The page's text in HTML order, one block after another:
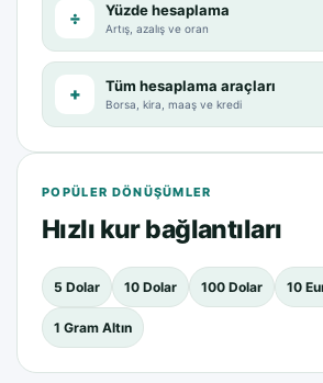
÷ Yüzde hesaplama
Artış, azalış ve oran
+ Tüm hesaplama araçları
Borsa, kira, maaş ve kredi
POPÜLER DÖNÜŞÜMLER
Hızlı kur bağlantıları
5 Dolar 10 Dolar 100 Dolar 10
1 Gram Altın